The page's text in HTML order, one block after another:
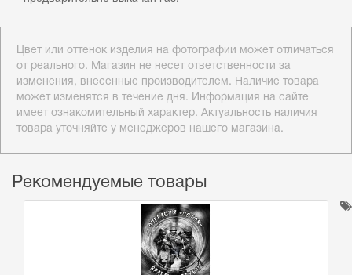
Цвет или оттенок изделия на фотографии может отличаться
от реального. Магазин не несет ответственности за
изменения, внесенные производителем. Наличие товара
может изменятся в течение дня. Информация на сайте
имеет ознакомительный характер. Актуальность наличия
товара уточняйте у менеджеров нашего магазина.
Рекомендуемые товары